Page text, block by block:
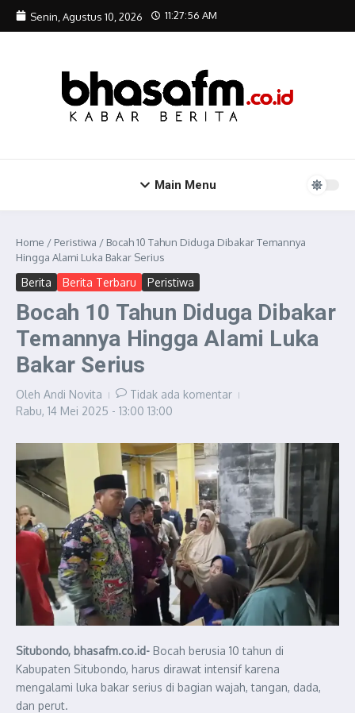
Lewati ke konten
Senin, Agustus 10, 2026 11:27:57 AM
Main Menu
Home / Peristiwa / Bocah 10 Tahun Diduga Dibakar Temannya
Hingga Alami Luka Bakar Serius
Berita Berita Terbaru Peristiwa
Bocah 10 Tahun Diduga Dibakar
Temannya Hingga Alami Luka
Bakar Serius
Oleh Andi Novita
Tidak ada komentar
Rabu, 14 Mei 2025 - 13:00 13:00
Situbondo, bhasafm.co.id- Bocah berusia 10 tahun di
Kabupaten Situbondo, harus dirawat intensif karena
mengalami luka bakar serius di bagian wajah, tangan, dada,
dan perut.